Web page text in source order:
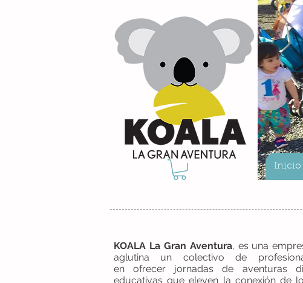
Inicio
KOALA La Gran Aventura, es una
aglutina un colectivo de
en ofrecer jornadas de aventuras
educativas que eleven la conexión de